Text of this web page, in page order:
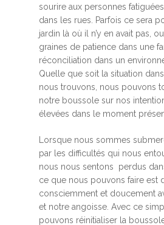
sourire aux personnes
dans les rues. Parfois ce sera
jardin là où il n’y en avait pas,
graines de patience dans une
réconciliation dans un
Quelle que soit la situation
nous trouvons, nous pouvons
notre boussole sur nos
élevées dans le moment
Lorsque nous sommes
par les difficultés qui nous
nous nous sentons perdus
ce que nous pouvons faire est
consciemment et doucement
et notre angoisse. Avec ce
pouvons réinitialiser la